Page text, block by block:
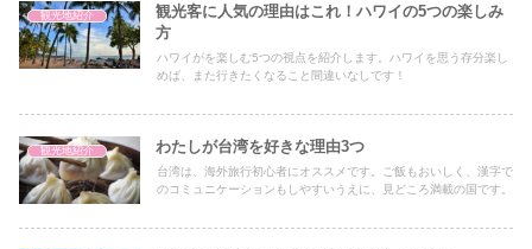
観光地紹介
観光客に人気の理由はこれ！ハワイの5つの楽しみ
方
ハワイがを楽しむ5つの視点を紹介します。ハワイを思う存分楽し
めば、また行きたくなること間違いなしです！
観光地紹介 わたしが台湾を好きな理由3つ
台湾は、海外旅行初心者にオススメです。ご飯もおいしく、漢字で
のコミュニケーションもしやすいうえに、見どころ満載の国です。